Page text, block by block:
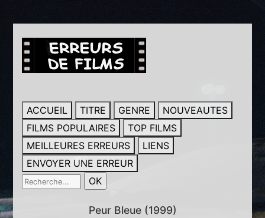
ACCUEIL TITRE GENRE
NOUVEAUTES
FILMS POPULAIRES
TOP FILMS
MEILLEURES ERREURS
LIENS
ENVOYER UNE ERREUR
Peur Bleue (1999)